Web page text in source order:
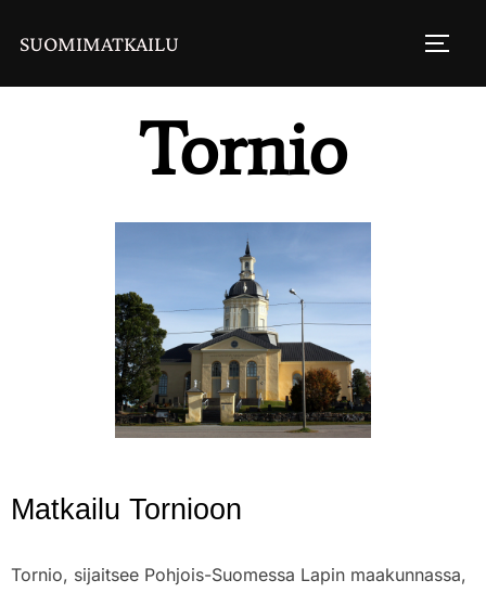
SUOMIMATKAILU
Tornio
Matkailu Tornioon
Tornio, sijaitsee Pohjois-Suomessa Lapin maakunnassa,